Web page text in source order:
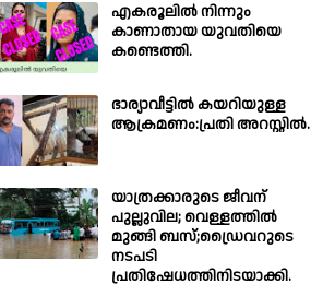
എകരൂലിൽ നിന്നും
കാണാതായ യുവതിയെ
കണ്ടെത്തി.
ഭാര്യാവീട്ടിൽ കയറിയുള്ള
ആക്രമണം:പ്രതി അറസ്റ്റിൽ.
യാത്രക്കാരുടെ ജീവന്
പുല്ലുവില; വെള്ളത്തിൽ
മുങ്ങി ബസ്;ഡ്രൈവറുടെ
നടപടി
പ്രതിഷേധത്തിനിടയാക്കി.